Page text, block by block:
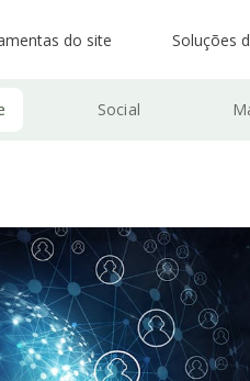
do site Soluções
Social